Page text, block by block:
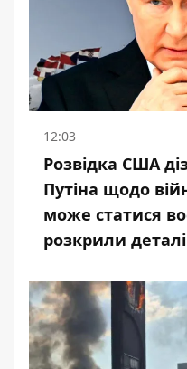
12:03
Розвідка США
Путіна щодо
може статися
розкрили деталі